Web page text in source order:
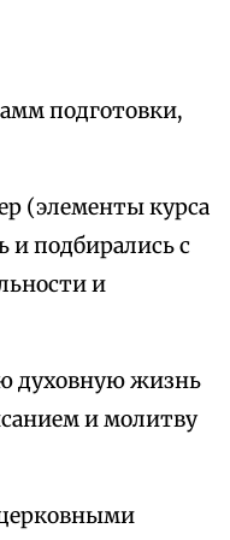
подготовки,
(элементы курса
подбирались с
и
духовную жизнь
и молитву